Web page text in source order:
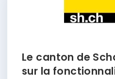
Le canton de
sur la